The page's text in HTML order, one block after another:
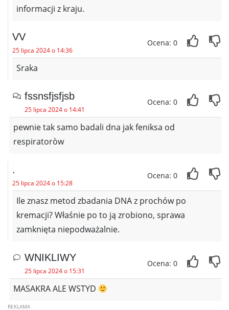
informacji z kraju.
VV
25 lipca 2024 o 14:36
Ocena: 0
Sraka
fssnsfjsfjsb
25 lipca 2024 o 14:41
Ocena: 0
pewnie tak samo badali dna jak feniksa od
respiratoròw
.
25 lipca 2024 o 15:28
Ocena: 0
Ile znasz metod zbadania DNA z prochów po
kremacji? Właśnie po to ją zrobiono, sprawa
zamknięta niepodważalnie.
WNIKLIWY
25 lipca 2024 o 15:31
Ocena: 0
MASAKRA ALE WSTYD